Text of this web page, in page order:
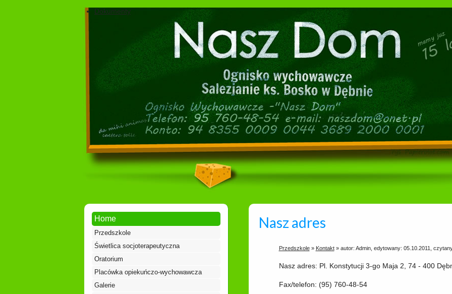
Dokumenty
Home
Przedszkole
Świetlica socjoterapeutyczna
Oratorium
Placówka opiekuńczo-wychowawcza
Galerie
Nasz adres
Przedszkole» Kontakt» autor: Admin, edytowany: 05.10.2011,
Nasz adres: Pl. Konstytucji 3-go Maja 2, 74 - 400
Fax/telefon: (95) 760-48-54